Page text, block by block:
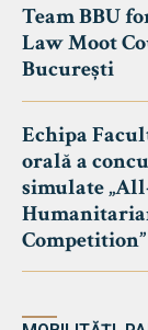
Team BBU
Law Moot
București
Echipa
orală a
simulate
Competition”